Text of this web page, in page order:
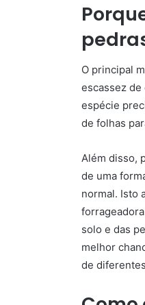
O principal
escassez de
espécie
de folhas
Além disso,
de uma
normal. Isto
solo e das
melhor
de